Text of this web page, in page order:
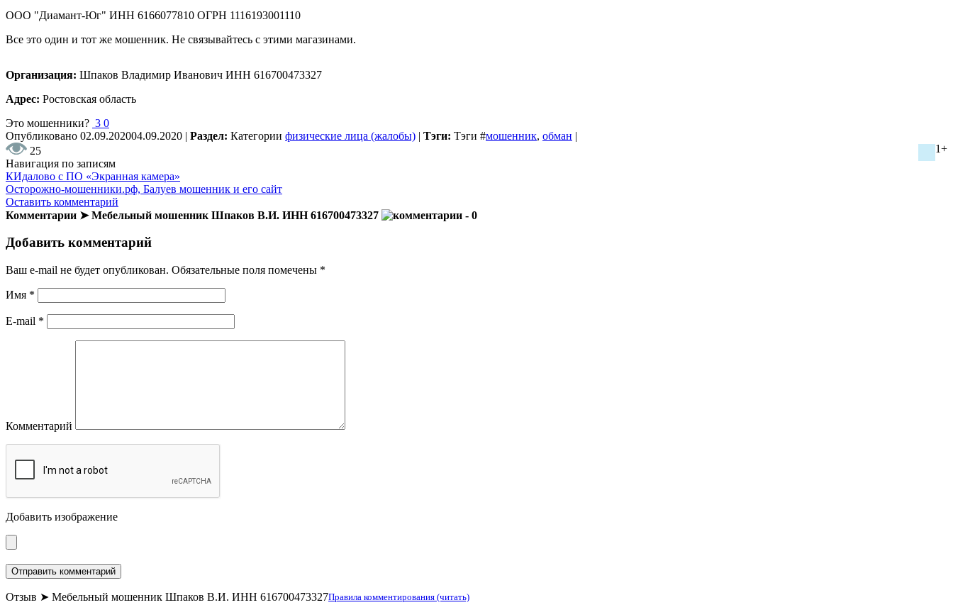
ООО "Диамант-Юг" ИНН 6166077810 ОГРН 1116193001110
Все это один и тот же мошенник. Не связывайтесь с этими магазинами.
Организация: Шпаков Владимир Иванович ИНН 616700473327
Адрес: Ростовская область
Это мошенники? 3 0
Опубликовано 02.09.202004.09.2020 | Раздел: Категории физические лица (жалобы) | Тэги: Тэги #мошенник, обман |
25
1+
Навигация по записям
КИдалово с ПО «Экранная камера»
Осторожно-мошенники.рф, Балуев мошенник и его сайт
Оставить комментарий
Комментарии ➤ Мебельный мошенник Шпаков В.И. ИНН 616700473327
- 0
Добавить комментарий
Ваш e-mail не будет опубликован. Обязательные поля помечены *
Имя *
E-mail *
Комментарий
Добавить изображение
Правила комментирования (читать)
Отзыв ➤ Мебельный мошенник Шпаков В.И. ИНН 616700473327